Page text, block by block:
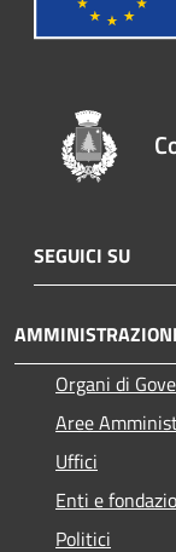
SEGUICI SU
Organi di
Aree
Uffici
Enti e
Politici